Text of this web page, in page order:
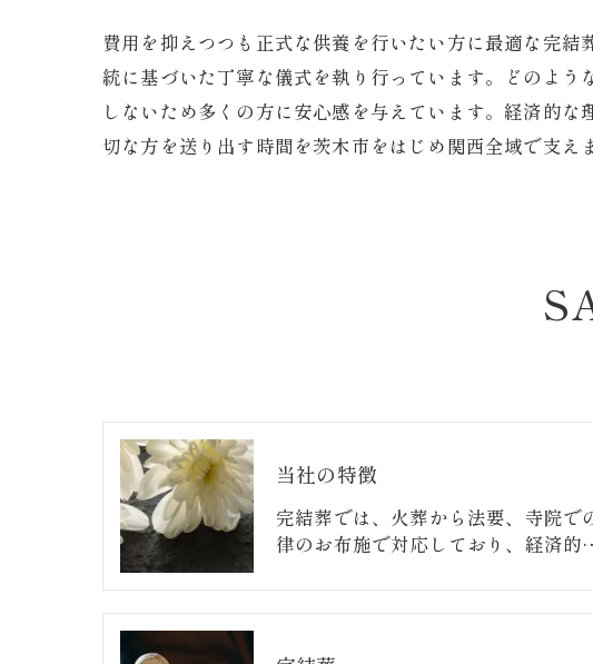
費用を抑えつつも正式な供養を行いたい方に最適な完
統に基づいた丁寧な儀式を執り行っています。どのよ
しないため多くの方に安心感を与えています。経済的
切な方を送り出す時間を茨木市をはじめ関西全域で支え
当社の特徴
完結葬では、火葬から法要、寺院で
律のお布施で対応しており、経済